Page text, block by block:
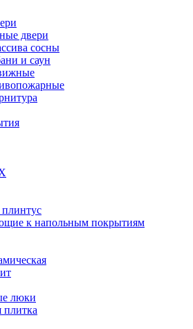
двери
сосны
и саун
к напольным покрытиям
люки
плитка